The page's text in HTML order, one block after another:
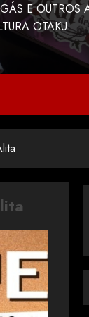
E OUTROS
OTAKU.